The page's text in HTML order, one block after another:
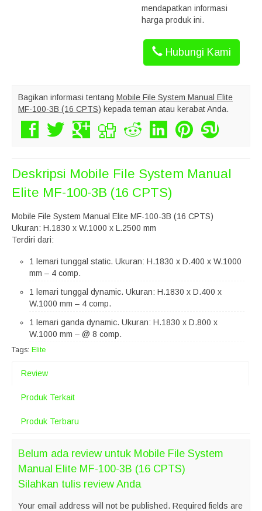
mendapatkan informasi
harga produk ini.
Hubungi Kami
Bagikan informasi tentang Mobile File System Manual Elite
MF-100-3B (16 CPTS) kepada teman atau kerabat Anda.
Deskripsi Mobile File System Manual
Elite MF-100-3B (16 CPTS)
Mobile File System Manual Elite MF-100-3B (16 CPTS)
Ukuran: H.1830 x W.1000 x L.2500 mm
Terdiri dari:
1 lemari tunggal static. Ukuran: H.1830 x D.400 x W.1000
mm – 4 comp.
1 lemari tunggal dynamic. Ukuran: H.1830 x D.400 x
W.1000 mm – 4 comp.
1 lemari ganda dynamic. Ukuran: H.1830 x D.800 x
W.1000 mm – @ 8 comp.
Tags: Elite
Review
Produk Terkait
Produk Terbaru
Belum ada review untuk Mobile File System
Manual Elite MF-100-3B (16 CPTS)
Silahkan tulis review Anda
Your email address will not be published. Required fields are